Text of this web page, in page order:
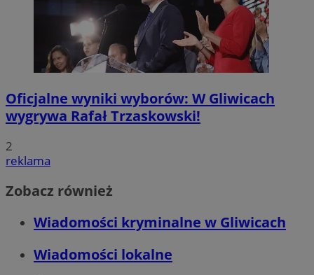
Oficjalne wyniki wyborów: W Gliwicach
wygrywa Rafał Trzaskowski!
2
reklama
Zobacz również
Wiadomości kryminalne w Gliwicach
Wiadomości lokalne